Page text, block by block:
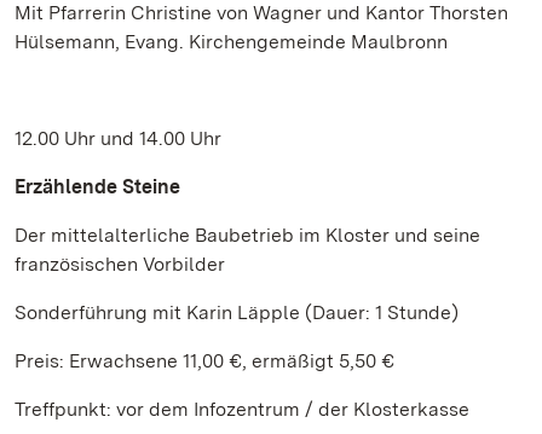
Mit Pfarrerin Christine von Wagner und Kantor Thorsten
Hülsemann, Evang. Kirchengemeinde Maulbronn
12.00 Uhr und 14.00 Uhr
Erzählende Steine
Der mittelalterliche Baubetrieb im Kloster und seine
französischen Vorbilder
Sonderführung mit Karin Läpple (Dauer: 1 Stunde)
Preis: Erwachsene 11,00 €, ermäßigt 5,50 €
Treffpunkt: vor dem Infozentrum / der Klosterkasse